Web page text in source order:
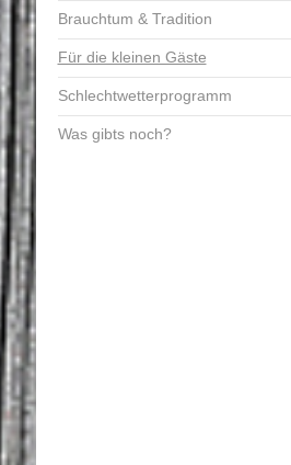
Brauchtum & Tradition
Für die kleinen Gäste
Schlechtwetterprogramm
Was gibts noch?